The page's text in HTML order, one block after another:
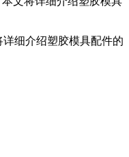
细介绍塑胶模具配件的